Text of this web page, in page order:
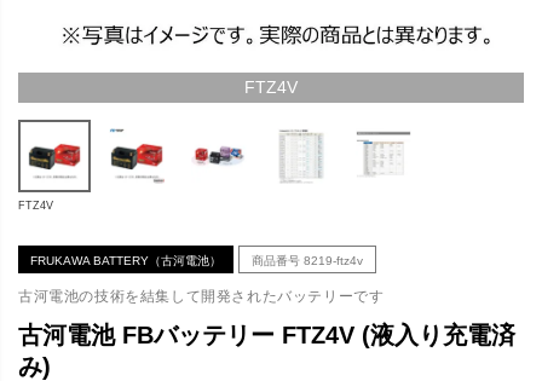
FTZ4V
FTZ4V
FRUKAWA BATTERY（古河電池） 商品番号 8219-ftz4v
古河電池の技術を結集して開発されたバッテリーです
古河電池 FBバッテリー FTZ4V (液入り充電済
み)